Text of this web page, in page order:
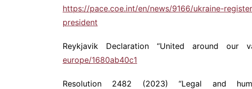
https://pace.coe.int/en/news/9166/ukraine-
president
Reykjavik Declaration “United around our
europe/1680ab40c1
Resolution 2482 (2023) “Legal and